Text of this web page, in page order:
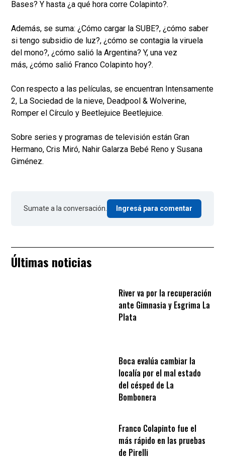
Bases? Y hasta ¿a qué hora corre Colapinto?.
Además, se suma: ¿Cómo cargar la SUBE?, ¿cómo saber
si tengo subsidio de luz?, ¿cómo se contagia la viruela
del mono?, ¿cómo salió la Argentina? Y, una vez
más, ¿cómo salió Franco Colapinto hoy?.
Con respecto a las películas, se encuentran Intensamente
2, La Sociedad de la nieve, Deadpool & Wolverine,
Romper el Círculo y Beetlejuice Beetlejuice.
Sobre series y programas de televisión están Gran
Hermano, Cris Miró, Nahir Galarza Bebé Reno y Susana
Giménez.
Sumate a la conversación. Ingresá para comentar
Últimas noticias
River va por la recuperación
ante Gimnasia y Esgrima La
Plata
Boca evalúa cambiar la
localía por el mal estado
del césped de La
Bombonera
Franco Colapinto fue el
más rápido en las pruebas
de Pirelli